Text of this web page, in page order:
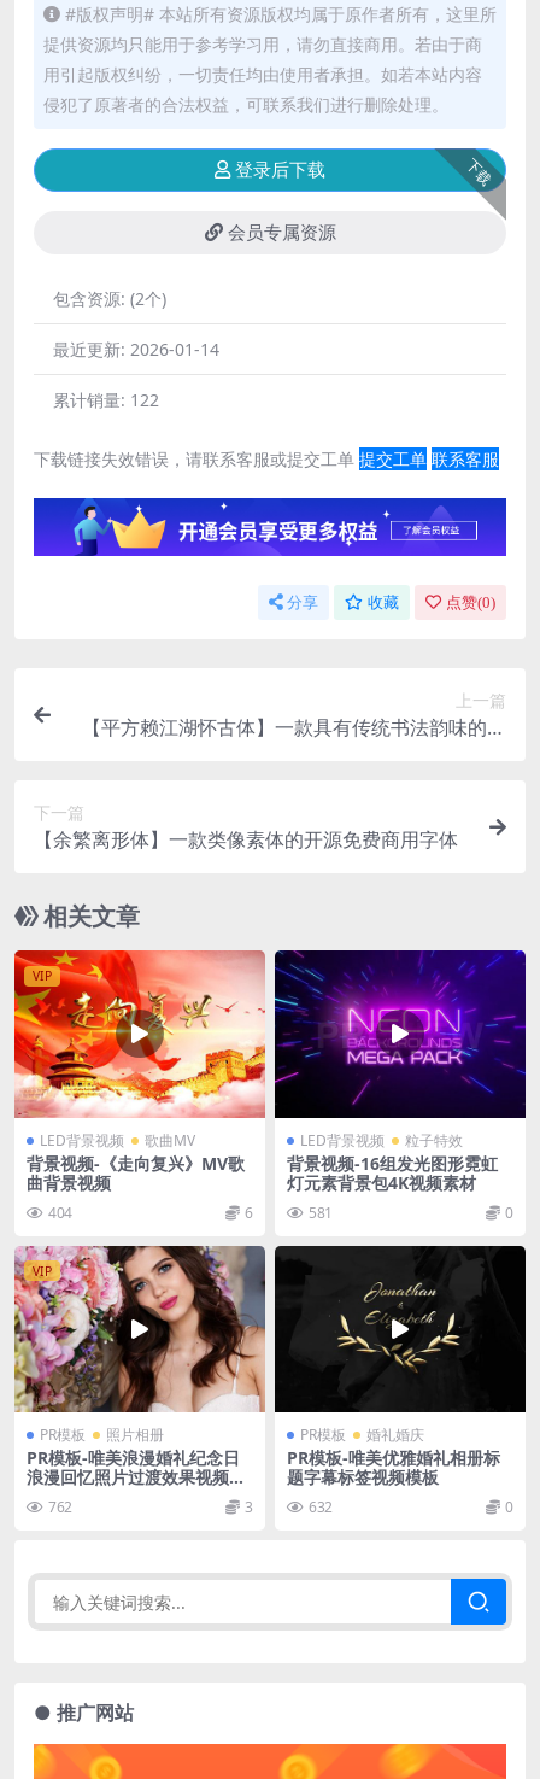
#版权声明# 本站所有资源版权均属于原作者所有，这里所
提供资源均只能用于参考学习用，请勿直接商用。若由于商
用引起版权纠纷，一切责任均由使用者承担。如若本站内容
侵犯了原著者的合法权益，可联系我们进行删除处理。
下载
登录后下载
会员专属资源
包含资源: (2个)
最近更新: 2026-01-14
累计销量: 122
下载链接失效错误，请联系客服或提交工单 提交工单 联系客服
分享 收藏 点赞(0)
上一篇
【平方赖江湖怀古体】一款具有传统书法韵味的毛
下一篇
【余繁离形体】一款类像素体的开源免费商用字体
相关文章
VIP
LED背景视频 歌曲MV
背景视频-《走向复兴》MV歌
曲背景视频
404 6
LED背景视频 粒子特效
背景视频-16组发光图形霓虹
灯元素背景包4K视频素材
581 0
VIP
PR模板 照片相册
PR模板-唯美浪漫婚礼纪念日
浪漫回忆照片过渡效果视频模
板 762 3
PR模板 婚礼婚庆
PR模板-唯美优雅婚礼相册标
题字幕标签视频模板
632 0
● 推广网站